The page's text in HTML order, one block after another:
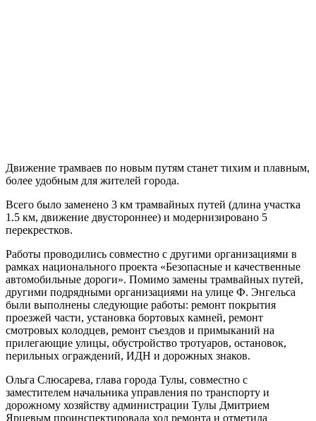
Движение трамваев по новым путям станет тихим и плавным,
более удобным для жителей города.
Всего было заменено 3 км трамвайных путей (длина участка
1.5 км, движение двустороннее) и модернизировано 5
перекрестков.
Работы проводились совместно с другими организациями в
рамках национального проекта «Безопасные и качественные
автомобильные дороги». Помимо замены трамвайных путей,
другими подрядными организациями на улице Ф. Энгельса
были выполнены следующие работы: ремонт покрытия
проезжей части, установка бортовых камней, ремонт
смотровых колодцев, ремонт съездов и примыканий на
прилегающие улицы, обустройство тротуаров, остановок,
перильных ограждений, ИДН и дорожных знаков.
Ольга Слюсарева, глава города Тулы, совместно с
заместителем начальника управления по транспорту и
дорожному хозяйству администрации Тулы Дмитрием
Ярцевым проинспектировала ход ремонта и отметила